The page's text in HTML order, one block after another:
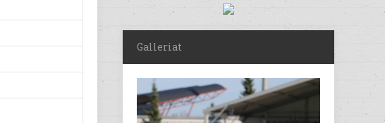
Galleriat